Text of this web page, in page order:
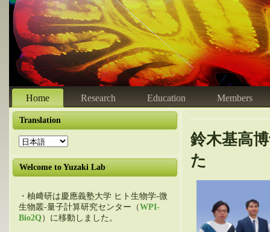
Home Research Education Members
Translation
Welcome to Yuzaki Lab
・柚﨑研は慶應義塾大学 ヒト生物学-微
生物叢-量子計算研究センター（WPI-
Bio2Q）に移動しました。
鈴木基高
た